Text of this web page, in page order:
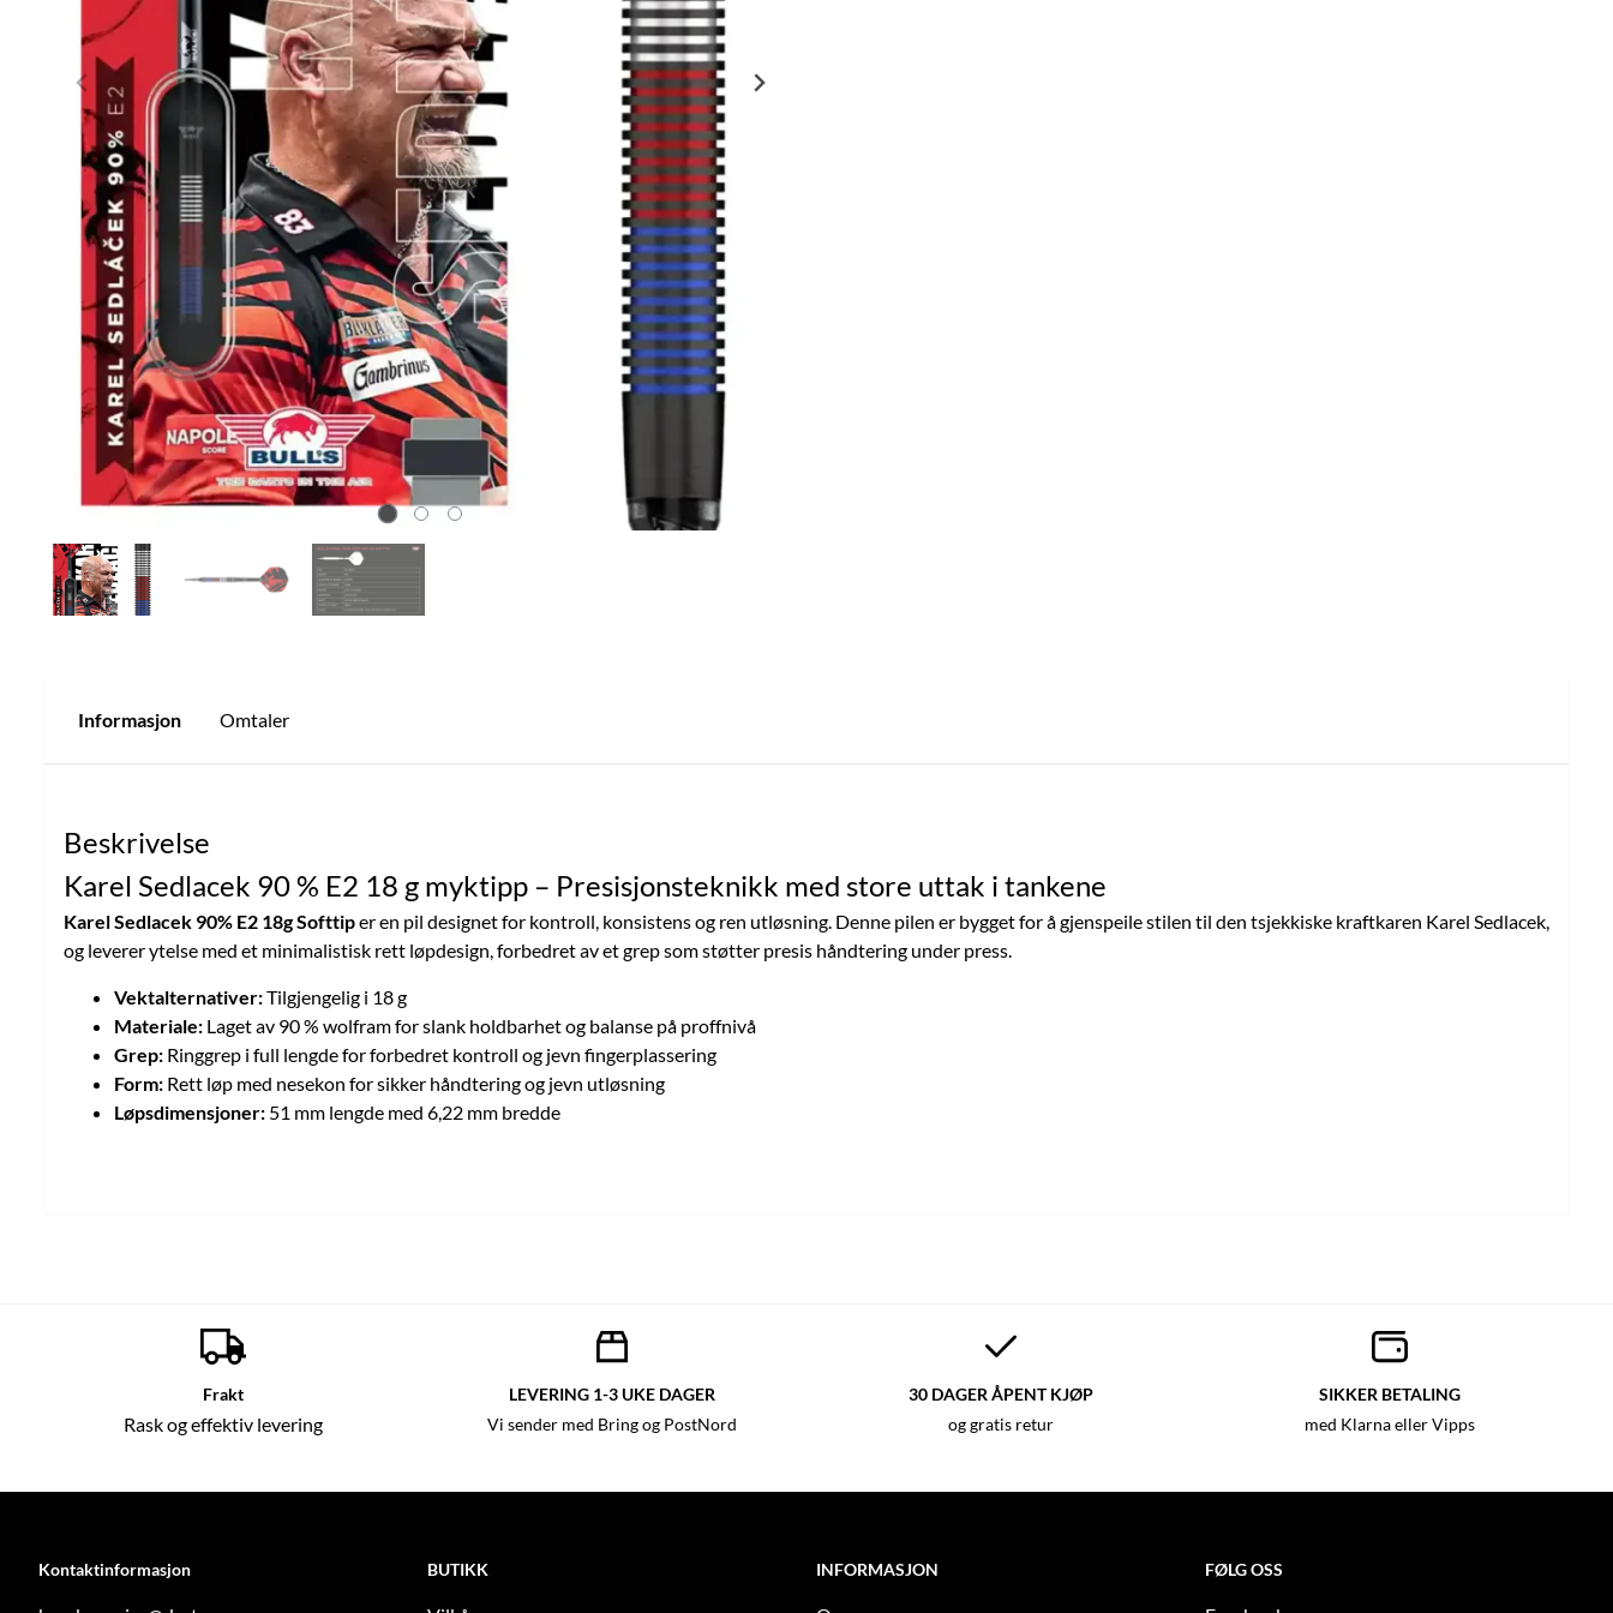
Informasjon Omtaler
Beskrivelse
Karel Sedlacek 90 % E2 18 g myktipp – Presisjonsteknikk med store uttak i tankene
Karel Sedlacek 90% E2 18g Softtiper en pil designet for kontroll, konsistens og ren utløsning. Denne pilen er bygget for å gjenspeile stilen til den tsjekkiske kraftkaren Karel Sedlacek,
og leverer ytelse med et minimalistisk rett løpdesign, forbedret av et grep som støtter presis håndtering under press.
Vektalternativer:Tilgjengelig i 18 g
Materiale: Laget av 90 % wolfram for slank holdbarhet og balanse på proffnivå
Grep: Ringgrep i full lengde for forbedret kontroll og jevn fingerplassering
Form: Rett løp med nesekon for sikker håndtering og jevn utløsning
Løpsdimensjoner: 51 mm lengde med 6,22 mm bredde
Frakt
Rask og effektiv levering
LEVERING 1-3 UKE DAGER
Vi sender med Bring og PostNord
30 DAGER ÅPENT KJØP
og gratis retur
SIKKER BETALING
med Klarna eller Vipps
Kontaktinformasjon BUTIKK INFORMASJON FØLG OSS